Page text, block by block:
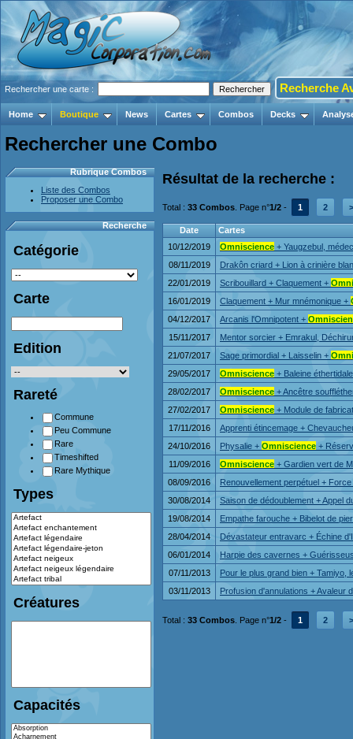
Rechercher une carte : Recherche
Home Boutique News Cartes Combos Decks
Rechercher une Combo
Rubrique Combos
Liste des Combos
Proposer une Combo
Recherche
Catégorie
Carte
Edition
Rareté
Commune
Peu Commune
Rare
Timeshifted
Rare Mythique
Types
Créatures
Capacités
Résultat de la recherche :
Total : 33 Combos . Page n°1/2 - 1 2 >
Date
Cartes
10/12/2019
Omniscience + Yaugzebul,
08/11/2019
Drakôn criard + Lion à crinière
22/01/2019
Scribouillard + Claquement +
16/01/2019
Claquement + Mur mnémonique +
04/12/2017
Arcanis l'Omnipotent +
15/11/2017
Mentor sorcier + Emrakul,
21/07/2017
Sage primordial + Laisselin +
29/05/2017
Omniscience + Baleine
28/02/2017
Omniscience + Ancêtre
27/02/2017
Omniscience + Module de
17/11/2016
Apprenti étincemage +
24/10/2016
Physalie + Omniscience +
11/09/2016
Omniscience + Gardien vert de
08/09/2016
Renouvellement perpétuel +
30/08/2014
Saison de dédoublement + Appel
19/08/2014
Empathe farouche + Bibelot de
28/04/2014
Dévastateur entravarc + Échine
06/01/2014
Harpie des cavernes +
07/11/2013
Pour le plus grand bien + Tamiyo,
03/11/2013
Profusion d'annulations + Avaleur
Total : 33 Combos . Page n°1/2 - 1 2 >